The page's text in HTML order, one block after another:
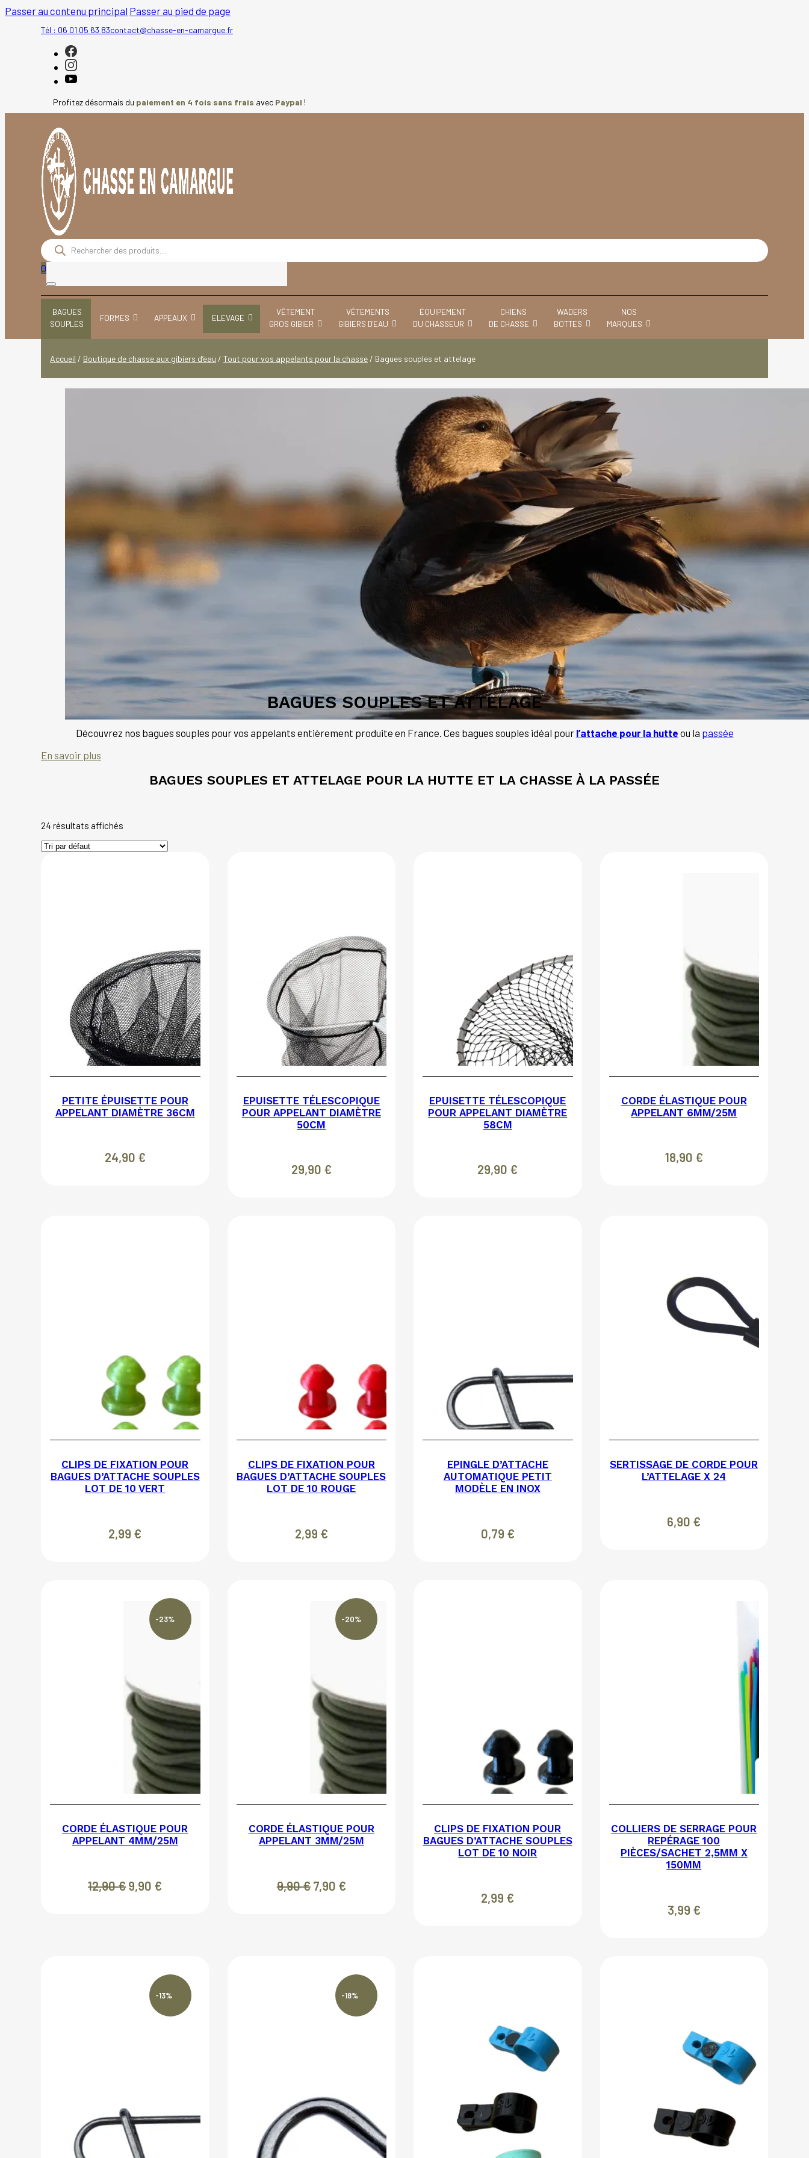
Passer au contenu principal Passer au pied de page
Tél : 06 01 05 63 83contact@chasse-en-camargue.fr
Profitez désormais du paiement en 4 fois sans frais avec Paypal !
Recherche
de
produits
0
BAGUES
SOUPLES
FORMES APPEAUX ELEVAGE
VÊTEMENT
GROS GIBIER
VÊTEMENTS
GIBIERS D'EAU
ÉQUIPEMENT
DU CHASSEUR
CHIENS
DE CHASSE
WADERS
BOTTES
NOS
MARQUES
Accueil / Boutique de chasse aux gibiers d’eau / Tout pour vos appelants pour la chasse / Bagues souples et attelage
BAGUES SOUPLES ET ATTELAGE
Découvrez nos bagues souples pour vos appelants entièrement produite en France. Ces bagues souples idéal pour l’attache pour la hutte ou la passée
En savoir plus
BAGUES SOUPLES ET ATTELAGE POUR LA HUTTE ET LA CHASSE À LA PASSÉE
24 résultats affichés
PETITE ÉPUISETTE POUR
APPELANT DIAMÈTRE 36CM
24,90 €
EPUISETTE TÉLESCOPIQUE
POUR APPELANT DIAMÈTRE
50CM
29,90 €
EPUISETTE TÉLESCOPIQUE
POUR APPELANT DIAMÈTRE
58CM
29,90 €
CORDE ÉLASTIQUE POUR
APPELANT 6MM/25M
18,90 €
CLIPS DE FIXATION POUR
BAGUES D’ATTACHE SOUPLES
LOT DE 10 VERT
2,99 €
CLIPS DE FIXATION POUR
BAGUES D’ATTACHE SOUPLES
LOT DE 10 ROUGE
2,99 €
EPINGLE D’ATTACHE
AUTOMATIQUE PETIT
MODÈLE EN INOX
0,79 €
SERTISSAGE DE CORDE POUR
L’ATTELAGE X 24
6,90 €
-23%
CORDE ÉLASTIQUE POUR
APPELANT 4MM/25M
12,90€Le
9,90 €
-20%
CORDE ÉLASTIQUE POUR
APPELANT 3MM/25M
9,90€ Le
7,90 €
CLIPS DE FIXATION POUR
BAGUES D’ATTACHE SOUPLES
LOT DE 10 NOIR
2,99 €
COLLIERS DE SERRAGE POUR
REPÉRAGE 100
PIÈCES/SACHET 2,5MM X
150MM
3,99 €
-13% -18%